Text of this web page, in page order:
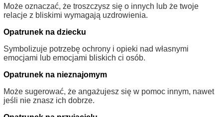
Może oznaczać, że troszczysz się o innych lub że twoje
relacje z bliskimi wymagają uzdrowienia.
Opatrunek na dziecku
Symbolizuje potrzebę ochrony i opieki nad własnymi
emocjami lub emocjami bliskich ci osób.
Opatrunek na nieznajomym
Może sugerować, że angażujesz się w pomoc innym, nawet
jeśli nie znasz ich dobrze.